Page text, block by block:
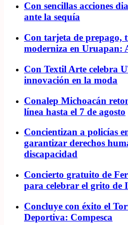
Con sencillas acciones
ante la sequía
Con tarjeta de prepago,
moderniza en Uruapan:
Con Textil Arte celebra
innovación en la moda
Conalep Michoacán
línea hasta el 7 de agosto
Concientizan a policías
garantizar derechos
discapacidad
Concierto gratuito de
para celebrar el grito de
Concluye con éxito el
Deportiva: Compesca